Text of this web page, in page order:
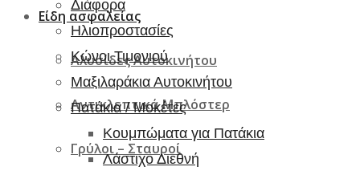
Είδη ασφαλείας
Αλυσίδες Αυτοκινήτου
Αντικλεπτικά Μπλόστερ
Γρύλοι – Σταυροί
Διάφορα
Ηλιοπροστασίες
Κώνοι Τιμονιού
Μαξιλαράκια Αυτοκινήτου
Πατάκια / Μοκέτες
Κουμπώματα για Πατάκια
Λάστιχο Διεθνή